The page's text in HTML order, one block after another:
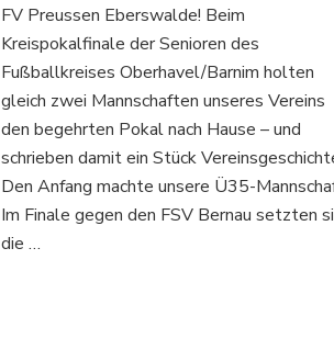
FV Preussen Eberswalde! Beim
Kreispokalfinale der Senioren des
Fußballkreises Oberhavel/Barnim holten
gleich zwei Mannschaften unseres Vereins
den begehrten Pokal nach Hause – und
schrieben damit ein Stück
Den Anfang machte unsere Ü35-
Im Finale gegen den FSV Bernau setzten
die …